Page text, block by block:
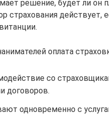
решение, будет ли он
страхования действует,
оплата
со
договоров.
одновременно с